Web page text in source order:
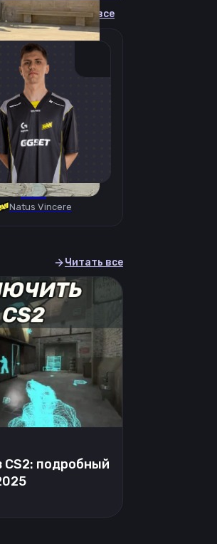
Cмотреть все
B1T
Natus Vincere
Читать все
CS2: подробный